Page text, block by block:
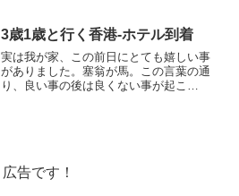
かい食事...
3歳1歳と行く香港-ホテル到着
実は我が家、この前日にとても嬉しい事
がありました。塞翁が馬。この言葉の通
り、良い事の後は良くない事が起こ
広告です！